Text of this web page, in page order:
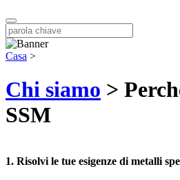
Casa >
Chi siamo >
SSM
1. Risolvi le tue esigenze di metalli